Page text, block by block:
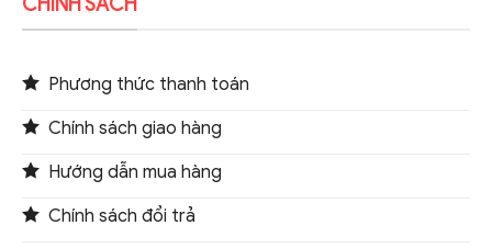
Phương thức thanh toán
Chính sách giao hàng
Hướng dẫn mua hàng
Chính sách đổi trả